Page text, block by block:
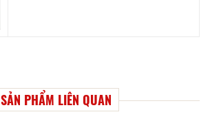
SẢN PHẨM LIÊN QUAN